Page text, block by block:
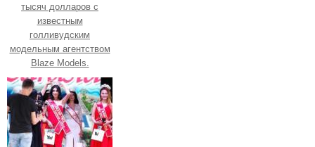
тысяч долларов с
известным
голливудским
модельным агентством
Blaze Models.